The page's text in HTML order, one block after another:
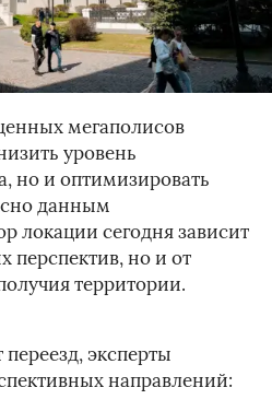
мегаполисов
уровень
но и оптимизировать
данным
локации сегодня зависит
перспектив, но и от
территории.
эксперты
направлений: